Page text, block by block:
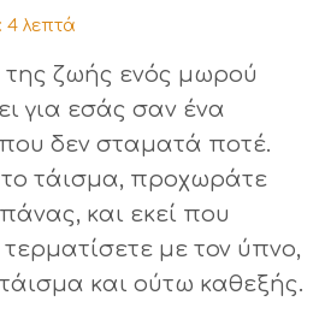
4 λεπτά
ζωής ενός μωρού
για εσάς σαν ένα
δεν σταματά ποτέ.
τάισμα, προχωράτε
και εκεί που
με τον ύπνο,
και ούτω καθεξής.